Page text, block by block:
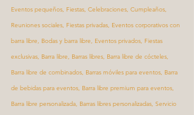
Eventos pequeños, Fiestas, Celebraciones, Cumpleaños,
Reuniones sociales, Fiestas privadas, Eventos corporativos con
barra libre, Bodas y barra libre, Eventos privados, Fiestas
exclusivas, Barra libre, Barras libres, Barra libre de cócteles,
Barra libre de combinados, Barras móviles para eventos, Barra
de bebidas para eventos, Barra libre premium para eventos,
Barra libre personalizada, Barras libres personalizadas, Servicio